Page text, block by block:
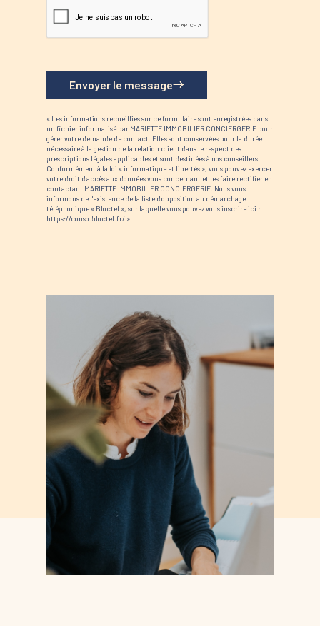
Envoyer le message
« Les informations recueillies sur ce formulaire sont enregistrées dans
un fichier informatisé par MARIETTE IMMOBILIER CONCIERGERIE pour
gérer votre demande de contact. Elles sont conservées pour la durée
nécessaire à la gestion de la relation client dans le respect des
prescriptions légales applicables et sont destinées à nos conseillers.
Conformément à la loi « informatique et libertés », vous pouvez exercer
votre droit d'accès aux données vous concernant et les faire rectifier en
contactant MARIETTE IMMOBILIER CONCIERGERIE. Nous vous
informons de l'existence de la liste d'opposition au démarchage
téléphonique « Bloctel », sur laquelle vous pouvez vous inscrire ici :
https://conso.bloctel.fr/ »